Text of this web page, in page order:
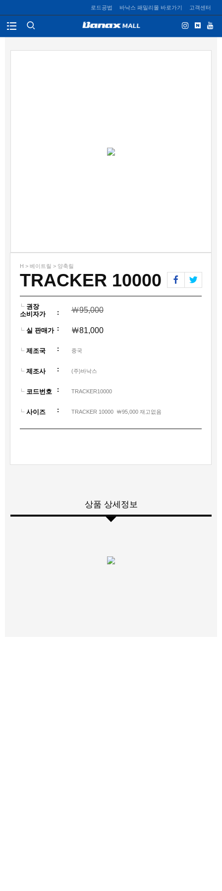
로드공법 바낙스 패밀리몰 바로가기 고객센터
H > 베이트릴 > 양축릴
TRACKER 10000
권장
소비자가
: ￦95,000
실 판매가 : ￦81,000
제조국 : 중국
제조사 : (주)바낙스
코드번호 : TRACKER10000
사이즈 : TRACKER 10000 ￦95,000 재고없음
상품 상세정보